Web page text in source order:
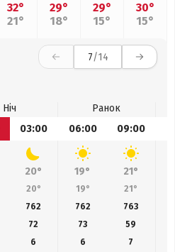
32°
21°
29°
18°
29°
15°
30°
15°
7/14
Ніч
Ранок
03:00 06:00 09:00
20° 19° 21°
20° 19° 21°
762 762 763
72 73 59
6 6
7